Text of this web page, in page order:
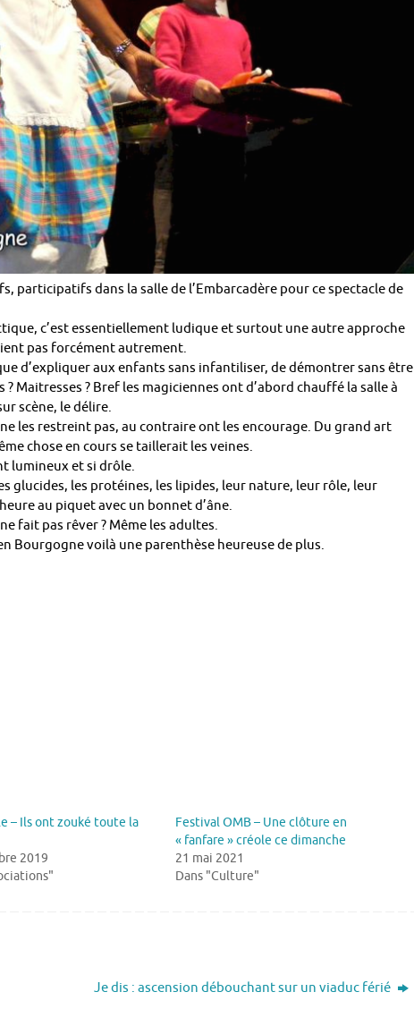
participatifs dans la salle de l’Embarcadère pour ce spectacle de
c’est essentiellement ludique et surtout une autre approche
pas forcément autrement.
d’expliquer aux enfants sans infantiliser, de démontrer sans être
Maitresses ? Bref les magiciennes ont d’abord chauffé la salle à
scène, le délire.
les restreint pas, au contraire ont les encourage. Du grand art
chose en cours se taillerait les veines.
lumineux et si drôle.
glucides, les protéines, les lipides, leur nature, leur rôle, leur
au piquet avec un bonnet d’âne.
fait pas rêver ? Même les adultes.
Bourgogne voilà une parenthèse heureuse de plus.
– Ils ont zouké toute la
2019
Festival OMB – Une clôture en
« fanfare » créole ce dimanche
21 mai 2021
Dans "Culture"
Je dis : ascension débouchant sur un viaduc férié